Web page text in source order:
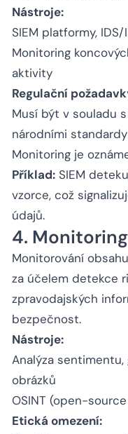
Nástroje:
SIEM platformy, IDS/
Monitoring
aktivity
Regulační
Musí být v souladu s
národními
Monitoring je
Příklad: SIEM
vzorce, což
údajů.
4.
Monitorování
za účelem detekce
zpravodajských
bezpečnost.
Nástroje:
Analýza
obrázků
OSINT (open-
Etická omezení: